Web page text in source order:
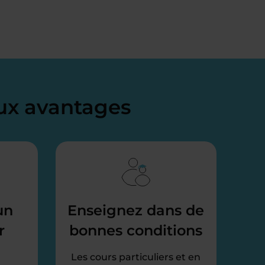
avantages
Enseignez dans de
bonnes conditions
Les cours particuliers et en